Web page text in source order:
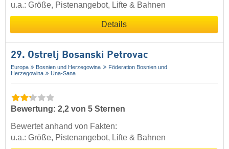
u.a.: Größe, Pistenangebot, Lifte & Bahnen
Details
29. Ostrelj Bosanski Petrovac
Europa Bosnien und Herzegowina
Föderation Bosnien und
Herzegowina
Una-Sana
Bewertung: 2,2 von 5 Sternen
Bewertet anhand von Fakten:
u.a.: Größe, Pistenangebot, Lifte & Bahnen